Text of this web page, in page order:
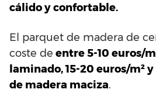
cálido y confortable.
El parquet de madera de
coste de entre 5-10 euros/
laminado, 15-20 euros/m²
de madera maciza.